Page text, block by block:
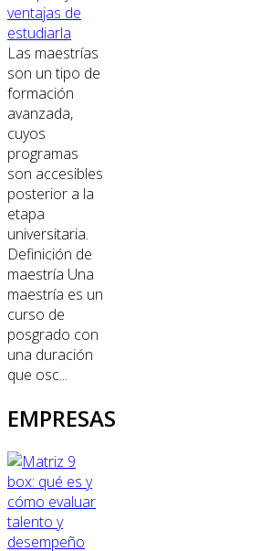
ventajas de
estudiarla
Las maestrías
son un tipo de
formación
avanzada,
cuyos
programas
son accesibles
posterior a la
etapa
universitaria.
Definición de
maestría Una
maestría es un
curso de
posgrado con
una duración
que osc...
EMPRESAS